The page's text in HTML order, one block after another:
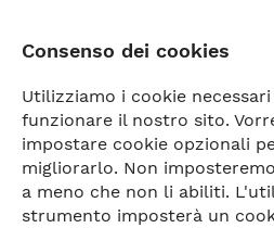
Stiamo traslocando nella
questo motivo gli acquisti
attivi non appena tutto
Consenso dei cookies
Utilizziamo i cookie
funzionare il nostro sito.
impostare cookie opzionali
migliorarlo. Non
a meno che non li abiliti.
strumento imposterà un